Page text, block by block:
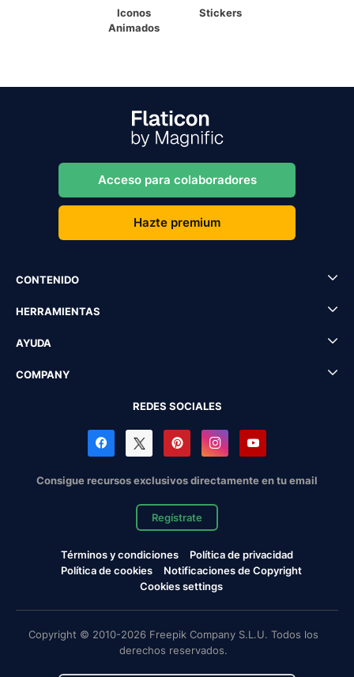
Iconos
Animados
Stickers
Acceso para colaboradores
Hazte premium
CONTENIDO
HERRAMIENTAS
AYUDA
COMPANY
REDES SOCIALES
Consigue recursos exclusivos directamente en tu email
Regístrate
Términos y condiciones
Política de privacidad
Política de cookies
Notificaciones de Copyright
Cookies settings
Copyright © 2010-2026 Freepik Company S.L.U. Todos los
derechos reservados.